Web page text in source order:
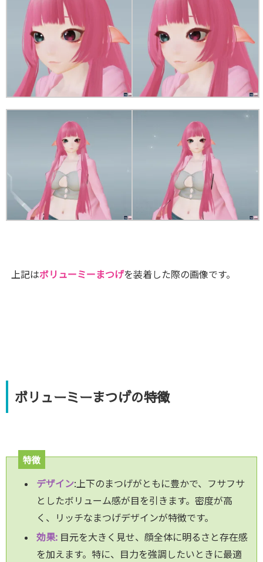
上記はボリューミーまつげを装着した際の画像です。
ボリューミーまつげの特徴
特徴
デザイン:上下のまつげがともに豊かで、フサフサ
としたボリューム感が目を引きます。密度が高
く、リッチなまつげデザインが特徴です。
効果: 目元を大きく見せ、顔全体に明るさと存在感
を加えます。特に、目力を強調したいときに最適